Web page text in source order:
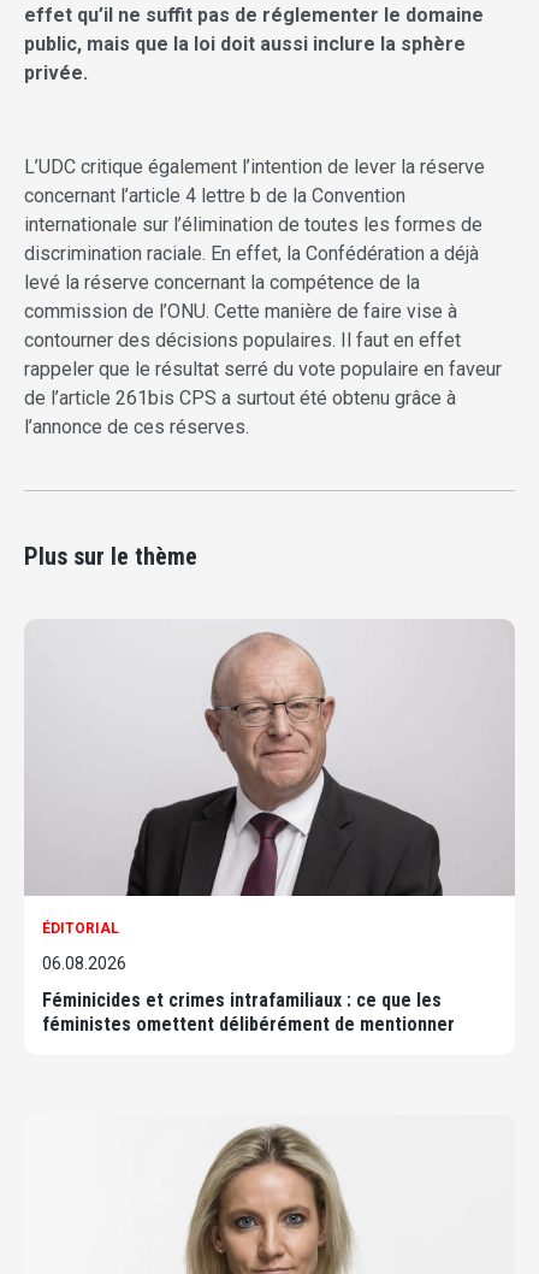
effet qu’il ne suffit pas de réglementer le domaine
public, mais que la loi doit aussi inclure la sphère
privée.
L’UDC critique également l’intention de lever la réserve
concernant l’article 4 lettre b de la Convention
internationale sur l’élimination de toutes les formes de
discrimination raciale. En effet, la Confédération a déjà
levé la réserve concernant la compétence de la
commission de l’ONU. Cette manière de faire vise à
contourner des décisions populaires. Il faut en effet
rappeler que le résultat serré du vote populaire en faveur
de l’article 261bis CPS a surtout été obtenu grâce à
l’annonce de ces réserves.
Plus sur le thème
ÉDITORIAL
06.08.2026
Féminicides et crimes intrafamiliaux : ce que les
féministes omettent délibérément de mentionner